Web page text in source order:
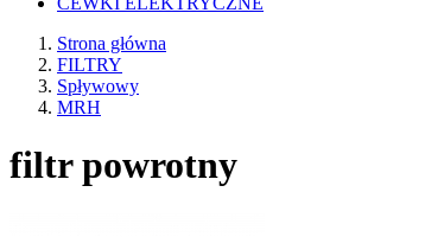
Strona główna
FILTRY
Spływowy
MRH
filtr powrotny